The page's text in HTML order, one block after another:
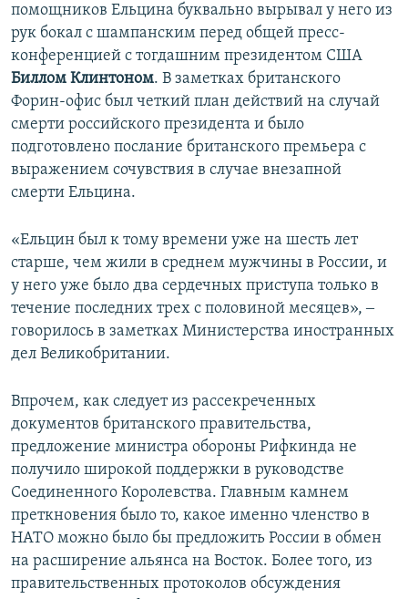
помощников Ельцина буквально вырывал у него из
рук бокал с шампанским перед общей пресс-
конференцией с тогдашним президентом США
Биллом Клинтоном. В заметках британского
Форин-офис был четкий план действий на случай
смерти российского президента и было
подготовлено послание британского премьера с
выражением сочувствия в случае внезапной
смерти Ельцина.
«Ельцин был к тому времени уже на шесть лет
старше, чем жили в среднем мужчины в России, и
у него уже было два сердечных приступа только в
течение последних трех с половиной месяцев», ‒
говорилось в заметках Министерства иностранных
дел Великобритании.
Впрочем, как следует из рассекреченных
документов британского правительства,
предложение министра обороны Рифкинда не
получило широкой поддержки в руководстве
Соединенного Королевства. Главным камнем
преткновения было то, какое именно членство в
НАТО можно было бы предложить России в обмен
на расширение альянса на Восток. Более того, из
правительственных протоколов обсуждения